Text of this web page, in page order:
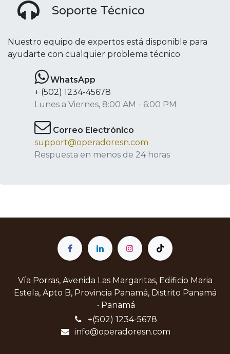
Soporte Técnico
Nuestro equipo de expertos está disponible para
ayudarte con cualquier problema técnico
WhatsApp
​+ (502) 1234-45678
Lunes a Viernes, 8:00 AM - 6:00 PM
Correo Electrónico
support@operadoresn.com
Respuesta en menos de 24 horas
Vía Porras, Avenida Las Margaritas, Edificio Maria
Estela, Apto B, Provincia Panamá, Distrito Panamá
• Panamá
+(502) 1234-5678
info@operadoresn.com